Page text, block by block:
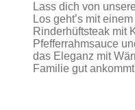
Lass dich von
Los geht’s mit
Rinderhüftsteak mit
Pfefferrahmsauce
das Eleganz mit
Familie gut